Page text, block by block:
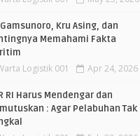
Gamsunoro, Kru Asing, dan
Memahami Fakta
Logistik 001 Apr 24, 2026
RI Harus Mendengar dan
: Agar Pelabuhan Tak